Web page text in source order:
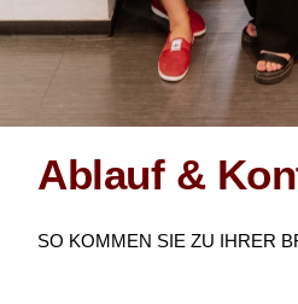
Ablauf &
SO KOMMEN SIE ZU IHRER